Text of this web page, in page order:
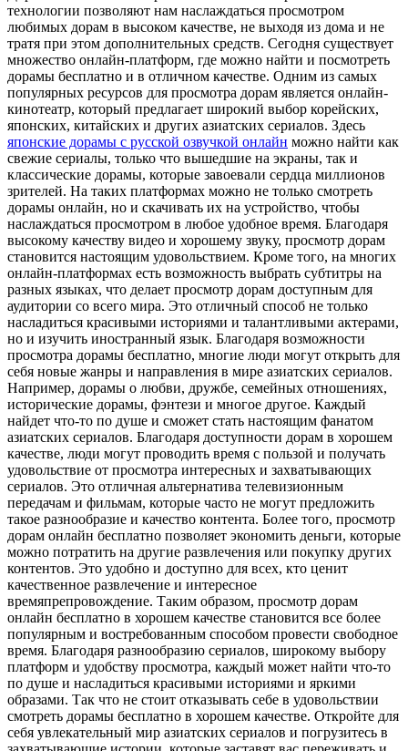
технологии позволяют нам наслаждаться просмотром
любимых дорам в высоком качестве, не выходя из дома и не
тратя при этом дополнительных средств. Сегодня существует
множество онлайн-платформ, где можно найти и посмотреть
дорамы бесплатно и в отличном качестве. Одним из самых
популярных ресурсов для просмотра дорам является онлайн-
кинотеатр, который предлагает широкий выбор корейских,
японских, китайских и других азиатских сериалов. Здесь
японские дорамы с русской озвучкой онлайн можно найти как
свежие сериалы, только что вышедшие на экраны, так и
классические дорамы, которые завоевали сердца миллионов
зрителей. На таких платформах можно не только смотреть
дорамы онлайн, но и скачивать их на устройство, чтобы
наслаждаться просмотром в любое удобное время. Благодаря
высокому качеству видео и хорошему звуку, просмотр дорам
становится настоящим удовольствием. Кроме того, на многих
онлайн-платформах есть возможность выбрать субтитры на
разных языках, что делает просмотр дорам доступным для
аудитории со всего мира. Это отличный способ не только
насладиться красивыми историями и талантливыми актерами,
но и изучить иностранный язык. Благодаря возможности
просмотра дорамы бесплатно, многие люди могут открыть для
себя новые жанры и направления в мире азиатских сериалов.
Например, дорамы о любви, дружбе, семейных отношениях,
исторические дорамы, фэнтези и многое другое. Каждый
найдет что-то по душе и сможет стать настоящим фанатом
азиатских сериалов. Благодаря доступности дорам в хорошем
качестве, люди могут проводить время с пользой и получать
удовольствие от просмотра интересных и захватывающих
сериалов. Это отличная альтернатива телевизионным
передачам и фильмам, которые часто не могут предложить
такое разнообразие и качество контента. Более того, просмотр
дорам онлайн бесплатно позволяет экономить деньги, которые
можно потратить на другие развлечения или покупку других
контентов. Это удобно и доступно для всех, кто ценит
качественное развлечение и интересное
времяпрепровождение. Таким образом, просмотр дорам
онлайн бесплатно в хорошем качестве становится все более
популярным и востребованным способом провести свободное
время. Благодаря разнообразию сериалов, широкому выбору
платформ и удобству просмотра, каждый может найти что-то
по душе и насладиться красивыми историями и яркими
образами. Так что не стоит отказывать себе в удовольствии
смотреть дорамы бесплатно в хорошем качестве. Откройте для
себя увлекательный мир азиатских сериалов и погрузитесь в